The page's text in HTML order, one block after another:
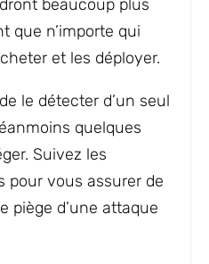
beaucoup plus
que n’importe qui
et les déployer.
le détecter d’un seul
quelques
Suivez les
pour vous assurer de
piège d’une attaque